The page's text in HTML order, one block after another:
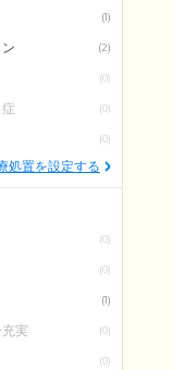
(1)
(2)
(0)
(0)
(0)
処置を設定する
(0)
(0)
(1)
実 (0)
(0)